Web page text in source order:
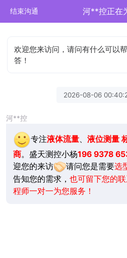
结束沟通 河**控正在
欢迎您来访问，请问有什么可以
答！
2026-08-06
河**控
专注液体流量、 液位测量
商。盛天测控小杨196 9378
迎您的来访
请问您是需要选
告知您的需求， 也可留下您的
程师一对一为您服务！